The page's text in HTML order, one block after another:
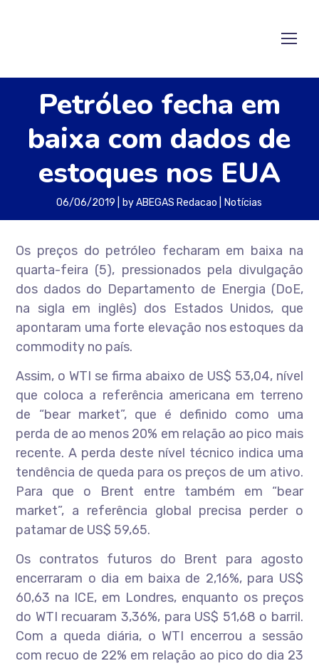
Petróleo fecha em
baixa com dados de
estoques nos EUA
06/06/2019 byABEGAS Redacao Notícias
Os preços do petróleo fecharam em baixa na
quarta-feira (5), pressionados pela divulgação
dos dados do Departamento de Energia (DoE,
na sigla em inglês) dos Estados Unidos, que
apontaram uma forte elevação nos estoques da
commodity no país.
Assim, o WTI se firma abaixo de US$ 53,04, nível
que coloca a referência americana em terreno
de “bear market”, que é definido como uma
perda de ao menos 20% em relação ao pico mais
recente. A perda deste nível técnico indica uma
tendência de queda para os preços de um ativo.
Para que o Brent entre também em “bear
market”, a referência global precisa perder o
patamar de US$ 59,65.
Os contratos futuros do Brent para agosto
encerraram o dia em baixa de 2,16%, para US$
60,63 na ICE, em Londres, enquanto os preços
do WTI recuaram 3,36%, para US$ 51,68 o barril.
Com a queda diária, o WTI encerrou a sessão
com recuo de 22% em relação ao pico do dia 23